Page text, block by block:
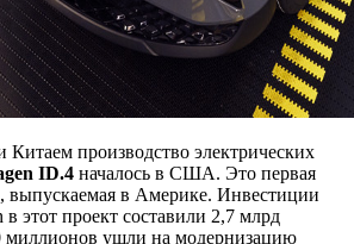
Китаем производство электрических
ID.4 началось в США. Это первая
выпускаемая в Америке. Инвестиции
этот проект составили 2,7 млрд
миллионов ушли на модернизацию